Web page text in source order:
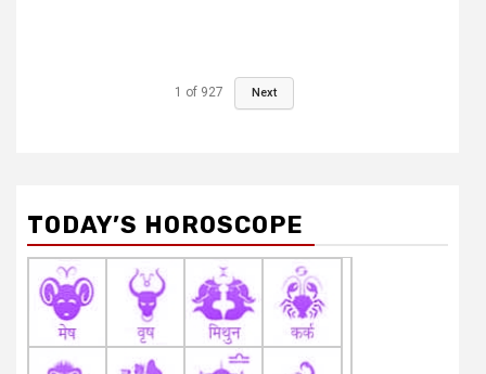
1 of 927 Next
TODAY’S HOROSCOPE